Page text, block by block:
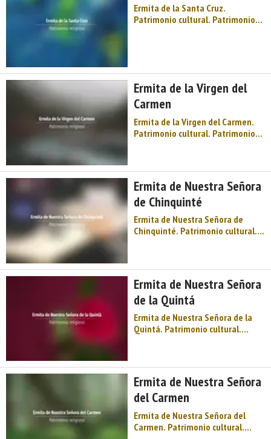
Ermita de la Santa Cruz.
Patrimonio cultural. Patrimonio
mundo de ingenios hidráulicos
patente en la herrería de
Mazonovo, ...
Ermita de la Virgen del
Carmen
Ermita de la Virgen del Carmen.
Patrimonio cultural. Patrimonio
fuego, siderúrgicos y herreros, un
mundo de ingenios hidráulicos
patente en la herrería de Maz ...
Ermita de Nuestra Señora
de Chinquinté
Ermita de Nuestra Señora de
Chinquinté. Patrimonio cultural.
Agua y fuego, siderúrgicos y
herreros, un mundo de ingenios
hidráulicos patente en la herrerí
...
Ermita de Nuestra Señora
de la Quintá
Ermita de Nuestra Señora de la
Quintá. Patrimonio cultural.
Agua y fuego, siderúrgicos y
herreros, un mundo de ingenios
hidráulicos patente en la herrería
...
Ermita de Nuestra Señora
del Carmen
Ermita de Nuestra Señora del
Carmen. Patrimonio cultural.